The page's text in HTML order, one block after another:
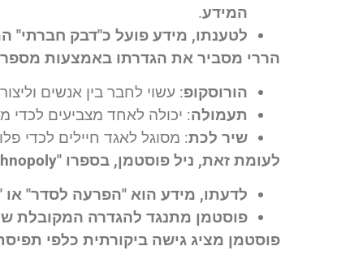
המידע.
לטענתו, מידע פועל כ"דבק חברתי"
הררי מסביר את הגדרתו באמצעות
הורוסקופ: עשוי לחבר בין אנשים וליצור
תעמולה: יכולה לאחד מצביעים לכדי
שיר לכת: מסוגל לאגד חיילים לכדי
לעומת זאת, ניל פוסטמן, בספרו "Technopoly", מגדיר מידע בצורה שונה לחלוטין
לדעתו, מידע הוא "הפרעה לסדר"
פוסטמן מתנגד להגדרה המקובלת
פוסטמן מציג גישה ביקורתית כלפי